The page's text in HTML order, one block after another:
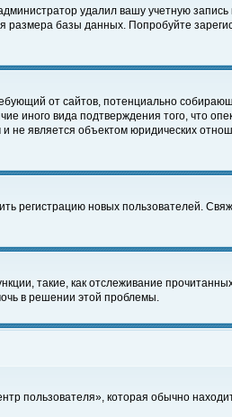
удалил вашу учетную
базы данных. Попробуйте
от сайтов, потенциально
иного вида подтверждения того, что
не является объектом юридических
регистрацию новых пользователей.
такие, как отслеживание
в решении этой проблемы.
пользователя», которая обычно